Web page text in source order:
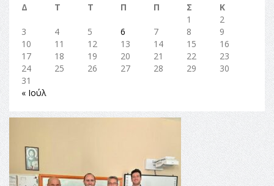
Δ
Τ Τ Π Π Σ
Κ
1
2
3
4 5 6 7 8
9
10
11 12 13 14 15
16
17
18 19 20 21 22
23
24
25 26 27 28 29
30
31
« Ιούλ